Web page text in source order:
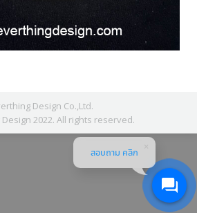
Design Co.,Ltd.
2022. All rights reserved.
สอบถาม คลิก